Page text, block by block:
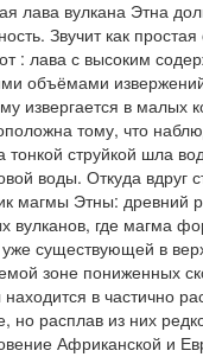
лава вулкана Этна
Звучит как
: лава с высоким
объёмами
извергается в малых
тому, что
тонкой струйкой шла
воды. Откуда вдруг
магмы Этны: древний
вулканов, где магма
существующей в
зоне пониженных
в частично
но расплав из них
Африканской и